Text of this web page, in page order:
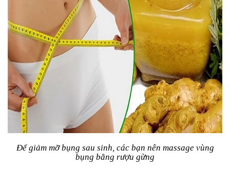
Để giảm mỡ bụng sau sinh, các bạn nên massage vùng
bụng bằng rượu gừng